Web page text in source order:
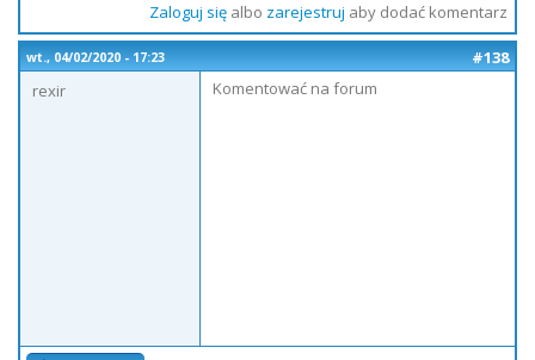
Zaloguj sięalbo zarejestruj aby dodać komentarz
wt., 04/02/2020 - 17:23
#138
rexir
Komentować na forum